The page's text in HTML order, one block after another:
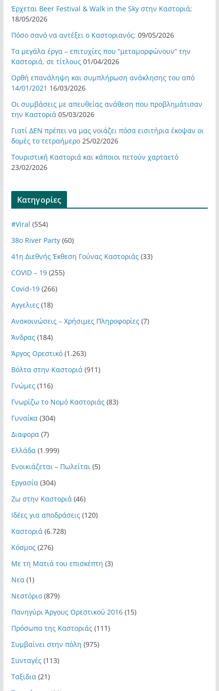
Έρχεται Beer Festival & Walk in the Sky στην Καστοριά;
18/05/2026
Πόσο σανό να αντέξει ο Καστοριανός; 09/05/2026
Τα μεγάλα έργα – επιτυχίες που “μεταμορφώνουν” την
Καστοριά, σε τίτλους 01/04/2026
Ορθή επανάληψη και συμπλήρωση ανάκλησης του από
14/01/2021 16/03/2026
Οι συμβάσεις με απευθείας ανάθεση που προβλημάτισαν
την Καστοριά 05/03/2026
Γιατί ΔΕΝ πρέπει να μας νοιάζει πόσα εισιτήρια έκοψαν οι
δομές το τετραήμερο 25/02/2026
Τουριστική Καστοριά και κάποιοι πετούν χαρταετό
23/02/2026
Kατηγορίες
#Viral (554)
38ο River Party(60)
41η Διεθνής Έκθεση Γούνας Καστοριάς(33)
COVID – 19(255)
Covid-19(266)
Αγγελιες(18)
Ανακοινώσεις – Χρήσιμες Πληροφορίες(7)
Άνδρας(184)
Άργος Ορεστικό(1.263)
Βόλτα στην Καστοριά(911)
Γνώμες(116)
Γνωρίζω το Νομό Καστοριάς(83)
Γυναίκα(304)
Διαφορα(7)
Ελλάδα(1.999)
Ενοικιάζεται – Πωλείται(5)
Εργασία(304)
Ζω στην Καστοριά(46)
Ιδέες για αποδράσεις(120)
Καστοριά(6.728)
Κόσμος(276)
Με τη Ματιά του επισκέπτη (3)
Νεα(1)
Νεστόριο(879)
Πανηγύρι Άργους Ορεστικού 2016(15)
Πρόσωπα της Καστοριάς(111)
Συμβαίνει στην πόλη (975)
Συνταγές(113)
Ταξιδια(21)